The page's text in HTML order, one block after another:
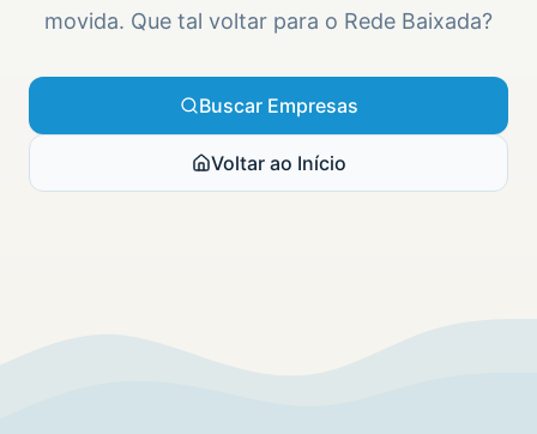
movida. Que tal voltar para o Rede Baixada?
Buscar Empresas
Voltar ao Início